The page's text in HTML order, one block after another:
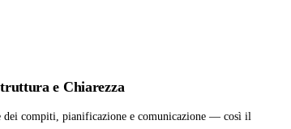
e Chiarezza
dei compiti, pianificazione e comunicazione — così il